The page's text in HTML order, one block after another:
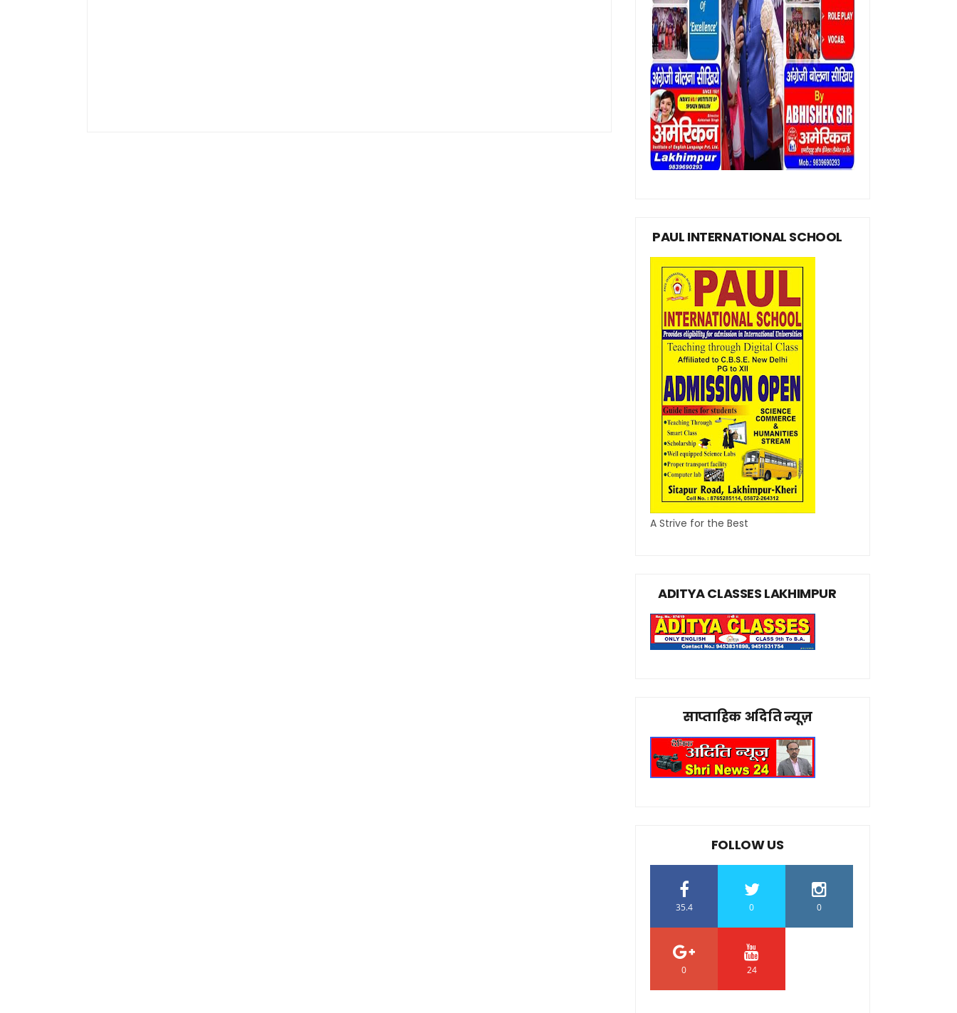
PAUL INTERNATIONAL SCHOOL
A Strive for the Best
ADITYA CLASSES LAKHIMPUR
साप्ताहिक अदिति न्यूज़
FOLLOW US
35.4 0 0
0 24